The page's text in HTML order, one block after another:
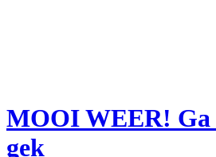
MOOI WEER!
gek